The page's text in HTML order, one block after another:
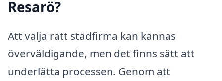
Resarö?
Att välja rätt städfirma kan kännas
överväldigande, men det finns sätt att
underlätta processen. Genom att